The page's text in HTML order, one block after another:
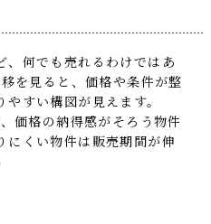
、何でも売れるわけではあ
を見ると、価格や条件が整
すい構図が見えます。
価格の納得感がそろう物件
にくい物件は販売期間が伸
。